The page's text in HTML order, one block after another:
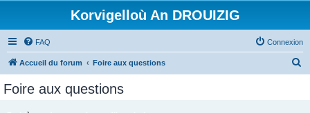
Korvigelloù An DROUIZIG
FAQ Connexion
Accueil du forum Foire aux questions
Foire aux questions